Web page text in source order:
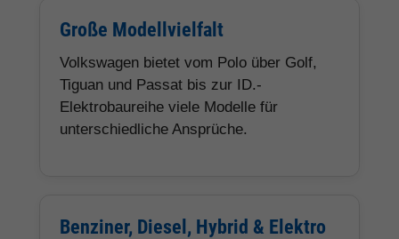
Große Modellvielfalt
Volkswagen bietet vom Polo über Golf,
Tiguan und Passat bis zur ID.-
Elektrobaureihe viele Modelle für
unterschiedliche Ansprüche.
Benziner, Diesel, Hybrid & Elektro